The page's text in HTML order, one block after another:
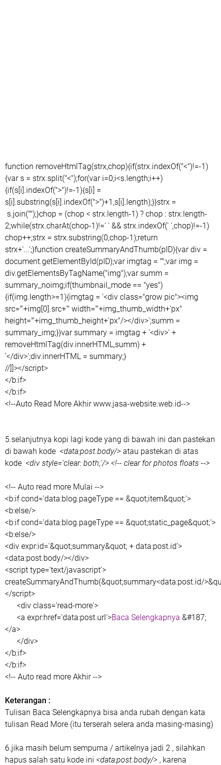
function removeHtmlTag(strx,chop){if(strx.indexOf("<")!=-1)
{var s = strx.split("<");for(var i=0;i<s.length;i++)
{if(s[i].indexOf(">")!=-1){s[i] =
s[i].substring(s[i].indexOf(">")+1,s[i].length);}}strx =
s.join("");}chop = (chop < strx.length-1) ? chop : strx.length-
2;while(strx.charAt(chop-1)!=' ' && strx.indexOf(' ',chop)!=-1)
chop++;strx = strx.substring(0,chop-1);return
strx+'...';}function createSummaryAndThumb(pID){var div =
document.getElementById(pID);var imgtag = "";var img =
div.getElementsByTagName("img");var summ =
summary_noimg;if(thumbnail_mode == "yes")
{if(img.length>=1){imgtag = '<div class="grow pic"><img
src="'+img[0].src+'" width="'+img_thumb_width+'px"
height="'+img_thumb_height+'px"/></div>';summ =
summary_img;}}var summary = imgtag + '<div>' +
removeHtmlTag(div.innerHTML,summ) +
'</div>';div.innerHTML = summary;}
//]]></script>
</b:if>
</b:if>
<!--Auto Read More Akhir www.jasa-website.web.id-->
5.selanjutnya kopi lagi kode yang di bawah ini dan pastekan
di bawah kode <data:post.body/> atau pastekan di atas
kode <div style='clear: both;'/> <!-- clear for photos floats -->
<!-- Auto read more Mulai -->
<b:if cond='data:blog.pageType == &quot;item&quot;'>
<b:else/>
<b:if cond='data:blog.pageType == &quot;static_page&quot;'>
<b:else/>
<div expr:id='&quot;summary&quot; + data:post.id'>
<data:post.body/></div>
<script type='text/javascript'>
createSummaryAndThumb(&quot;summary<data:post.id/
</script>
<div class='read-more'>
<a expr:href='data:post.url'>Baca Selengkapnya &#187;
</a>
</div>
</b:if>
</b:if>
<!-- Auto read more Akhir -->
Keterangan :
Tulisan Baca Selengkapnya bisa anda rubah dengan kata
tulisan Read More (itu terserah selera anda masing-masing)
6.jika masih belum sempurna / artikelnya jadi 2 , silahkan
hapus salah satu kode ini <data:post.body/> , karena